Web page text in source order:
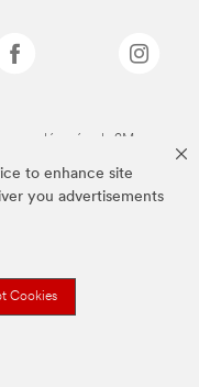
to enhance site
you advertisements
Cookies
déposées de 3M.